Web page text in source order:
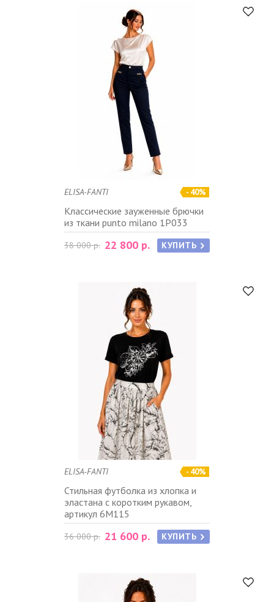
- 40%
ELISA-FANTI
Классические зауженные брючки
из ткани punto milano 1P033
38 000 р. 22 800 р. КУПИТЬ
- 40%
ELISA-FANTI
Стильная футболка из хлопка и
эластана с коротким рукавом,
артикул 6M115
36 000 р. 21 600 р. КУПИТЬ